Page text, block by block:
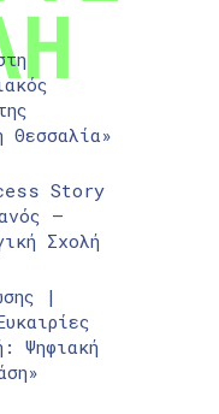
Θεσσαλία»
Story
–
Σχολή
|
Ψηφιακή